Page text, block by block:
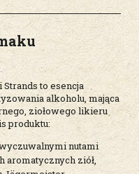
to esencja
alkoholu, mająca
ziołowego likieru
produktu:
nutami
aromatycznych ziół,